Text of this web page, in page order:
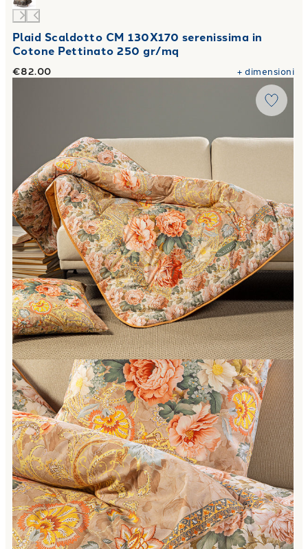
Plaid Scaldotto CM 130X170 serenissima in
Cotone Pettinato 250 gr/mq
€82.00 +dimensioni
Plaid Scaldotto CM 130X170 flora in Cotone